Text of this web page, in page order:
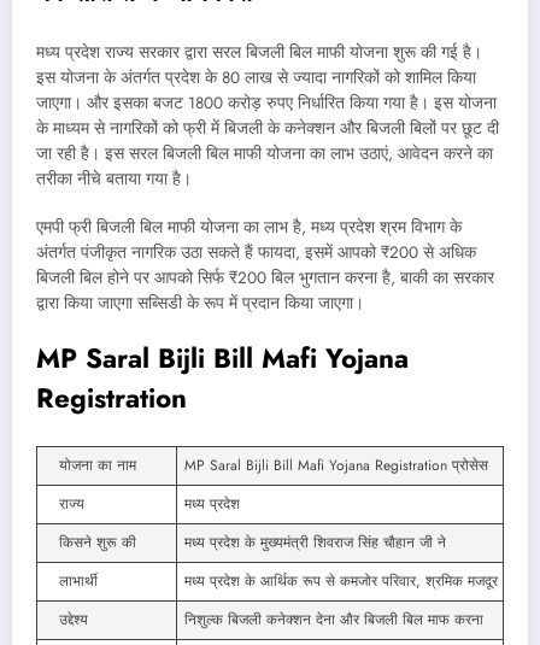
मध्य प्रदेश राज्य सरकार द्वारा सरल बिजली बिल माफी योजना शुरू की गई है।
इस योजना के अंतर्गत प्रदेश के 80 लाख से ज्यादा नागरिकों को शामिल किया
जाएगा। और इसका बजट 1800 करोड़ रुपए निर्धारित किया गया है। इस योजना
के माध्यम से नागरिकों को फ्री में बिजली के कनेक्शन और बिजली बिलों पर छूट दी
जा रही है। इस सरल बिजली बिल माफी योजना का लाभ उठाएं, आवेदन करने का
तरीका नीचे बताया गया है।
एमपी फ्री बिजली बिल माफी योजना का लाभ है, मध्य प्रदेश श्रम विभाग के
अंतर्गत पंजीकृत नागरिक उठा सकते हैं फायदा, इसमें आपको ₹200 से अधिक
बिजली बिल होने पर आपको सिर्फ ₹200 बिल भुगतान करना है, बाकी का सरकार
द्वारा किया जाएगा सब्सिडी के रूप में प्रदान किया जाएगा।
MP Saral Bijli Bill Mafi Yojana
Registration
योजना का नाम
MP Saral Bijli Bill Mafi Yojana Registration प्रोसेस
राज्य
मध्य प्रदेश
किसने शुरू की
मध्य प्रदेश के मुख्यमंत्री शिवराज सिंह चौहान जी ने
लाभार्थी
मध्य प्रदेश के आर्थिक रूप से कमजोर परिवार, श्रमिक मजदूर
उद्देश्य
निशुल्क बिजली कनेक्शन देना और बिजली बिल माफ करना